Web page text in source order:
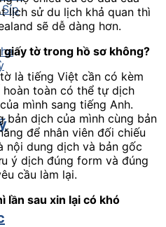
lịch sử du lịch khả quan thì
sẽ dễ dàng hơn.
tờ trong hồ sơ không?
là tiếng Việt cần có kèm
hoàn toàn có thể tự dịch
mình sang tiếng Anh.
bản dịch của mình cùng bản
để nhân viên đối chiếu
nội dung dịch và bản gốc
ý dịch đúng form và đúng
cầu làm lại.
lần sau xin lại có khó